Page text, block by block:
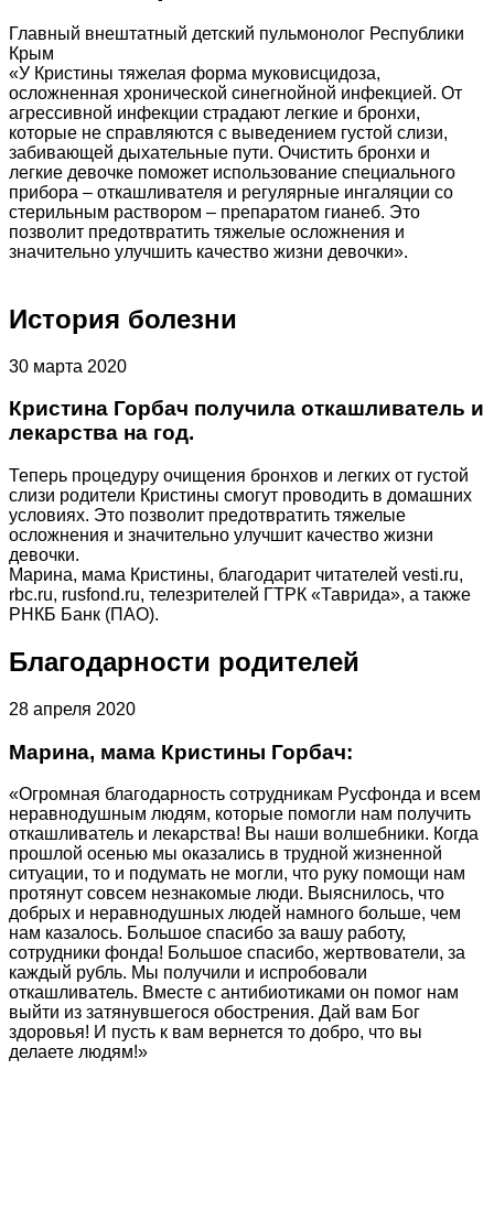
Главный внештатный детский пульмонолог Республики
Крым
«У Кристины тяжелая форма муковисцидоза,
осложненная хронической синегнойной инфекцией. От
агрессивной инфекции страдают легкие и бронхи,
которые не справляются с выведением густой слизи,
забивающей дыхательные пути. Очистить бронхи и
легкие девочке поможет использование специального
прибора – откашливателя и регулярные ингаляции со
стерильным раствором – препаратом гианеб. Это
позволит предотвратить тяжелые осложнения и
значительно улучшить качество жизни девочки».
История болезни
30 марта 2020
Кристина Горбач получила откашливатель и
лекарства на год.
Теперь процедуру очищения бронхов и легких от густой
слизи родители Кристины смогут проводить в домашних
условиях. Это позволит предотвратить тяжелые
осложнения и значительно улучшит качество жизни
девочки.
Марина, мама Кристины, благодарит читателей vesti.ru,
rbc.ru, rusfond.ru, телезрителей ГТРК «Таврида», а также
РНКБ Банк (ПАО).
Благодарности родителей
28 апреля 2020
Марина, мама Кристины Горбач:
«Огромная благодарность сотрудникам Русфонда и всем
неравнодушным людям, которые помогли нам получить
откашливатель и лекарства! Вы наши волшебники. Когда
прошлой осенью мы оказались в трудной жизненной
ситуации, то и подумать не могли, что руку помощи нам
протянут совсем незнакомые люди. Выяснилось, что
добрых и неравнодушных людей намного больше, чем
нам казалось. Большое спасибо за вашу работу,
сотрудники фонда! Большое спасибо, жертвователи, за
каждый рубль. Мы получили и испробовали
откашливатель. Вместе с антибиотиками он помог нам
выйти из затянувшегося обострения. Дай вам Бог
здоровья! И пусть к вам вернется то добро, что вы
делаете людям!»